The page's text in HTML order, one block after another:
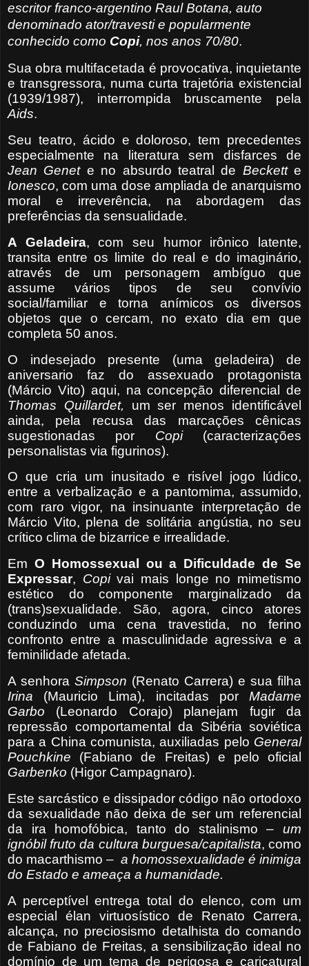
escritor franco-argentino Raul Botana, auto
denominado ator/travesti e popularmente
conhecido como Copi, nos anos 70/80.
Sua obra multifacetada é provocativa, inquietante
e transgressora, numa curta trajetória existencial
(1939/1987), interrompida bruscamente pela
Aids.
Seu teatro, ácido e doloroso, tem precedentes
especialmente na literatura sem disfarces de
Jean Genete no absurdo teatral de Beckette
Ionesco, com uma dose ampliada de anarquismo
moral e irreverência, na abordagem das
preferências da sensualidade.
A Geladeira, com seu humor irônico latente,
transita entre os limite do real e do imaginário,
através de um personagem ambíguo que
assume vários tipos de seu convívio
social/familiar e torna anímicos os diversos
objetos que o cercam, no exato dia em que
completa 50 anos.
O indesejado presente (uma geladeira) de
aniversario faz do assexuado protagonista
(Márcio Vito) aqui, na concepção diferencial de
Thomas Quillardet, um ser menos identificável
ainda, pela recusa das marcações cênicas
sugestionadas por Copi (caracterizações
personalistas via figurinos).
O que cria um inusitado e risível jogo lúdico,
entre a verbalização e a pantomima, assumido,
com raro vigor, na insinuante interpretação de
Márcio Vito, plena de solitária angústia, no seu
crítico clima de bizarrice e irrealidade.
Em O Homossexual ou a Dificuldade de Se
Expressar, Copivai mais longe no mimetismo
estético do componente marginalizado da
(trans)sexualidade. São, agora, cinco atores
conduzindo uma cena travestida, no ferino
confronto entre a masculinidade agressiva e a
feminilidade afetada.
A senhora Simpson (Renato Carrera) e sua filha
Irina (Mauricio Lima), incitadas por Madame
Garbo (Leonardo Corajo) planejam fugir da
repressão comportamental da Sibéria soviética
para a China comunista, auxiliadas pelo General
Pouchkine (Fabiano de Freitas) e pelo oficial
Garbenko (Higor Campagnaro).
Este sarcástico e dissipador código não ortodoxo
da sexualidade não deixa de ser um referencial
da ira homofóbica, tanto do stalinismo – um
ignóbil fruto da cultura burguesa/capitalista, como
do macarthismo – a homossexualidade é inimiga
do Estado e ameaça a humanidade.
A perceptível entrega total do elenco, com um
especial élan virtuosístico de Renato Carrera,
alcança, no preciosismo detalhista do comando
de Fabiano de Freitas, a sensibilização ideal no
domínio de um tema de perigosa e caricatural